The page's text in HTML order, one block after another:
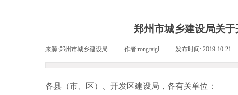
郑州市城乡建设局关
来源:郑州市城乡建设局 作者:rongtaigl 发布时间: 2019-10-21
各县（市、区）、开发区建设局，各有关单位：